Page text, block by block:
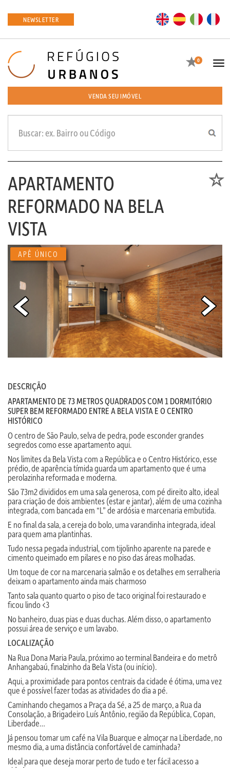
NEWSLETTER EN ES
Favoritos
0
VENDA SEU IMÓVEL
APARTAMENTO
REFORMADO NA BELA
VISTA
APÊ ÚNICO
DESCRIÇÃO
APARTAMENTO DE 73 METROS QUADRADOS COM 1 DORMITÓRIO
SUPER BEM REFORMADO ENTRE A BELA VISTA E O CENTRO
HISTÓRICO
O centro de São Paulo, selva de pedra, pode esconder grandes
segredos como esse apartamento aqui.
Nos limites da Bela Vista com a República e o Centro Histórico, esse
prédio, de aparência tímida guarda um apartamento que é uma
perolazinha reformada e moderna.
São 73m2 divididos em uma sala generosa, com pé direito alto, ideal
para criação de dois ambientes (estar e jantar), além de uma cozinha
integrada, com bancada em “L” de ardósia e marcenaria embutida.
E no final da sala, a cereja do bolo, uma varandinha integrada, ideal
para quem ama plantinhas.
Tudo nessa pegada industrial, com tijolinho aparente na parede e
cimento queimado em pilares e no piso das áreas molhadas.
Um toque de cor na marcenaria salmão e os detalhes em serralheria
deixam o apartamento ainda mais charmoso
Tanto sala quanto quarto o piso de taco original foi restaurado e
ficou lindo <3
No banheiro, duas pias e duas duchas. Além disso, o apartamento
possui área de serviço e um lavabo.
LOCALIZAÇÃO
Na Rua Dona Maria Paula, próximo ao terminal Bandeira e do metrô
Anhangabaú, finalzinho da Bela Vista (ou início).
Aqui, a proximidade para pontos centrais da cidade é ótima, uma vez
que é possível fazer todas as atividades do dia a pé.
Caminhando chegamos a Praça da Sé, a 25 de março, a Rua da
Consolação, a Brigadeiro Luís Antônio, região da República, Copan,
Liberdade…
Já pensou tomar um café na Vila Buarque e almoçar na Liberdade, no
mesmo dia, a uma distância confortável de caminhada?
Ideal para que deseja morar perto de tudo e ter fácil acesso a